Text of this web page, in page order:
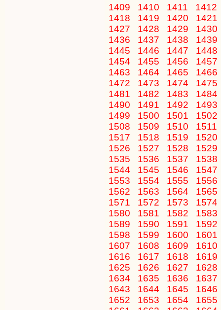
1409
1410 1411
1412
1418
1419 1420
1421
1427
1428 1429
1430
1436
1437 1438
1439
1445
1446 1447
1448
1454
1455 1456
1457
1463
1464 1465
1466
1472
1473 1474
1475
1481
1482 1483
1484
1490
1491 1492
1493
1499
1500 1501
1502
1508
1509 1510
1511
1517
1518 1519
1520
1526
1527 1528
1529
1535
1536 1537
1538
1544
1545 1546
1547
1553
1554 1555
1556
1562
1563 1564
1565
1571
1572 1573
1574
1580
1581 1582
1583
1589
1590 1591
1592
1598
1599 1600
1601
1607
1608 1609
1610
1616
1617 1618
1619
1625
1626 1627
1628
1634
1635 1636
1637
1643
1644 1645
1646
1652
1653 1654
1655